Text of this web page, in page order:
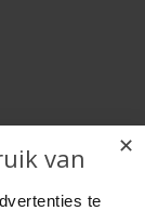
✕
van
te